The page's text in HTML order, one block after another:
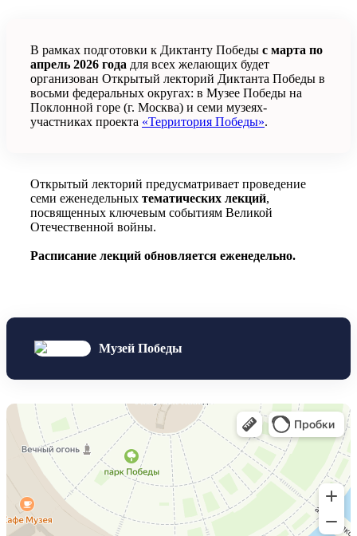
В рамках подготовки к Диктанту Победы с марта по
апрель 2026 года для всех желающих будет
организован Открытый лекторий Диктанта Победы в
восьми федеральных округах: в Музее Победы на
Поклонной горе (г. Москва) и семи музеях-
участниках проекта «Территория Победы».
Открытый лекторий предусматривает проведение
семи еженедельных тематических лекций,
посвященных ключевым событиям Великой
Отечественной войны.
Расписание лекций обновляется еженедельно.
Музей Победы